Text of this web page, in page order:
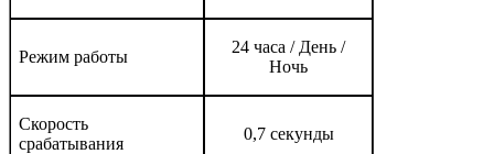
Режим работы
24 часа / День /
Ночь
Скорость
срабатывания
0,7 секунды